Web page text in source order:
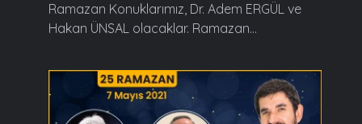
Ramazan Konuklarımız, Dr. Adem ERGÜL ve
Hakan ÜNSAL olacaklar. Ramazan...